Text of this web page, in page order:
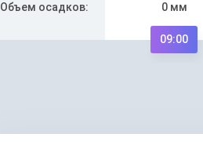
Объем осадков:
0 мм
09:00